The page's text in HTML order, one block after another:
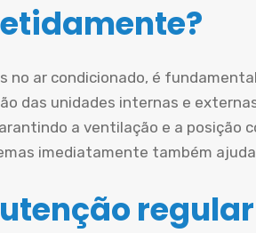
no ar condicionado, é
das unidades internas e
a ventilação e a posição
imediatamente também